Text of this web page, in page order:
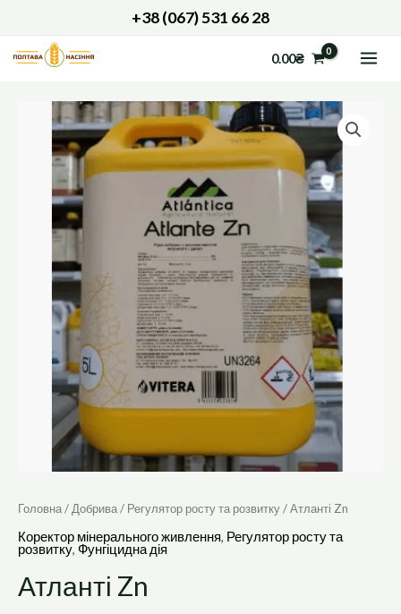
вмісту
+38 (067) 531 66 28
0.00₴
Головна/ Добрива/ Регулятор росту та розвитку/ Атланті Zn
Коректор мінерального живлення, Регулятор росту та
розвитку, Фунгіцидна дія
Атланті Zn
кількість